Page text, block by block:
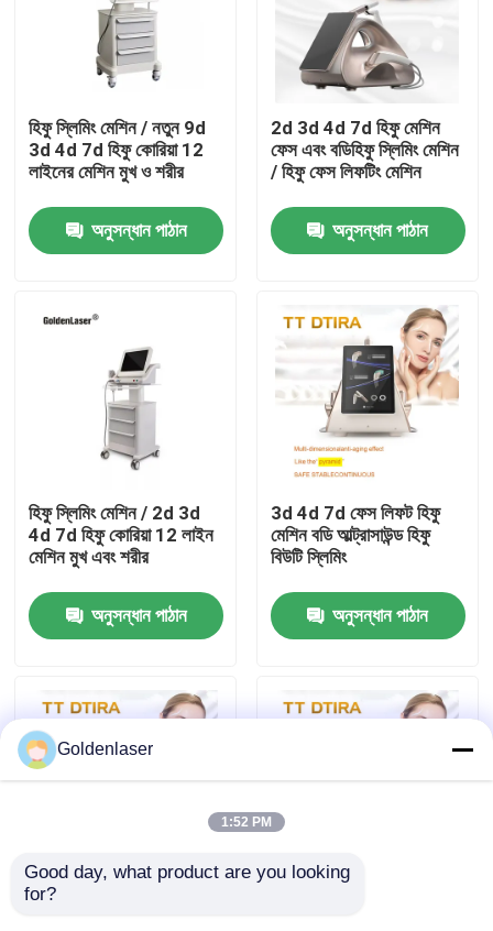
VR প্রদর্শন
আমাদের সম্পর্কে
কারখানা ভ্রমণ
মান নিয়ন্ত্রণ
যোগাযোগ করুন
হিফু স্লিমিং মেশিন / নতুন 9d
3d 4d 7d হিফু কোরিয়া 12
লাইনের মেশিন মুখ ও শরীর
অনুসন্ধান পাঠান
2d 3d 4d 7d হিফু মেশিন
ফেস এবং বডিহিফু স্লিমিং মেশিন
/ হিফু ফেস লিফটিং মেশিন
অনুসন্ধান পাঠান
হিফু স্লিমিং মেশিন / 2d 3d
4d 7d হিফু কোরিয়া 12 লাইন
মেশিন মুখ এবং শরীর
অনুসন্ধান পাঠান
3d 4d 7d ফেস লিফট হিফু
মেশিন বডি আল্ট্রাসাউন্ড হিফু
বিউটি স্লিমিং
অনুসন্ধান পাঠান
4.5mm আল্ট্রা 4MHz
Goldenlaser
1:52 PM
Good day, what product are you looking
for?